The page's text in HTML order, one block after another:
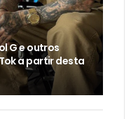
G e outros
a partir desta